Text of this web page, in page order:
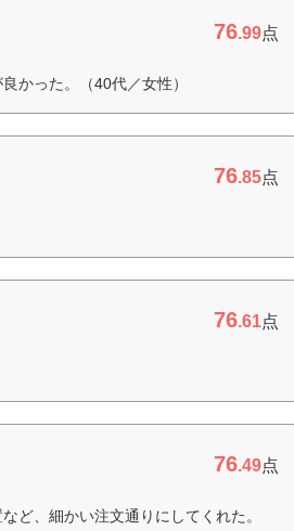
76.99点
かった。（40代／女性）
76.85点
76.61点
76.49点
ど、細かい注文通りにしてくれた。